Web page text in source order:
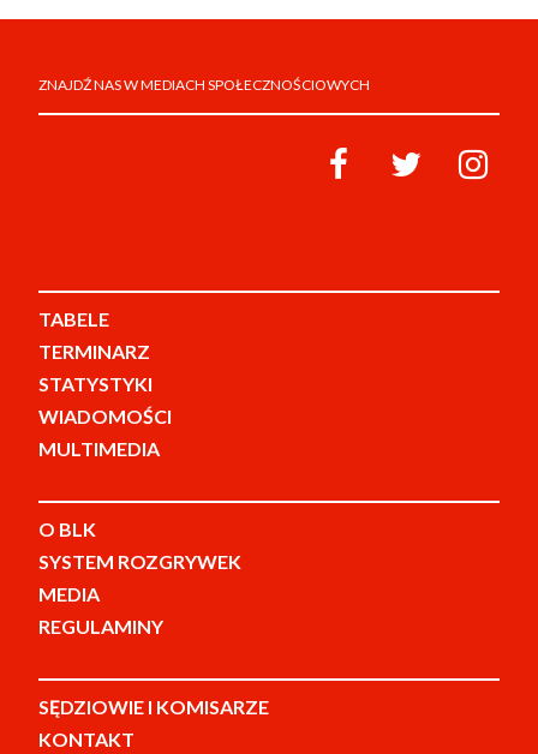
ZNAJDŹ NAS W MEDIACH SPOŁECZNOŚCIOWYCH
TABELE
TERMINARZ
STATYSTYKI
WIADOMOŚCI
MULTIMEDIA
O BLK
SYSTEM ROZGRYWEK
MEDIA
REGULAMINY
SĘDZIOWIE I KOMISARZE
KONTAKT